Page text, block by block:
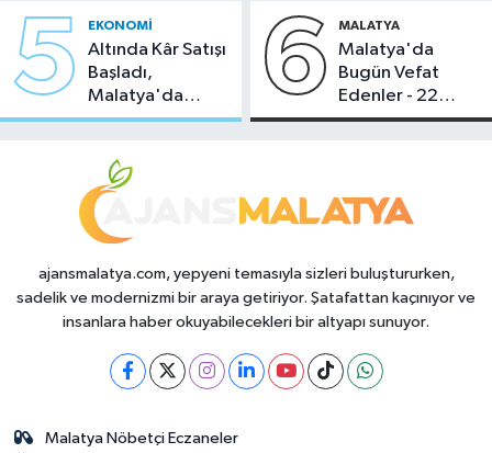
5 EKONOMI
Altında Kâr Satışı
Başladı,
Malatya'da
Makas Ne
6 MALATYA
Malatya'da
Bugün Vefat
Edenler - 22
Temmuz 2026
ajansmalatya.com, yepyeni temasıyla sizleri buluştururken,
sadelik ve modernizmi bir araya getiriyor. Şatafattan kaçınıyor ve
insanlara haber okuyabilecekleri bir altyapı sunuyor.
Malatya Nöbetçi Eczaneler